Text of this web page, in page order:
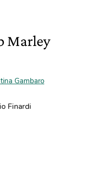
Marley
Gambaro